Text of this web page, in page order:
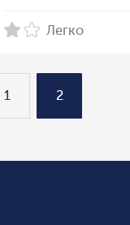
Легко
1 2